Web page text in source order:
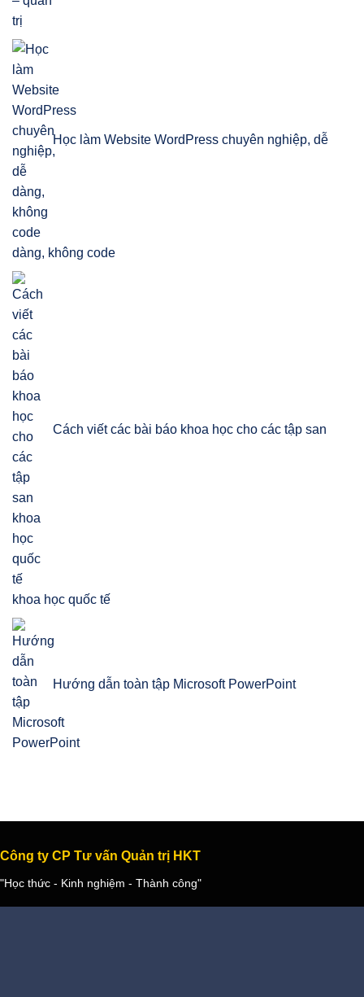
Học làm Website WordPress chuyên nghiệp, dễ
dàng, không code
Cách viết các bài báo khoa học cho các tập san
khoa học quốc tế
Hướng dẫn toàn tập Microsoft PowerPoint
Công ty CP Tư vấn Quản trị HKT
"Học thức - Kinh nghiệm - Thành công"